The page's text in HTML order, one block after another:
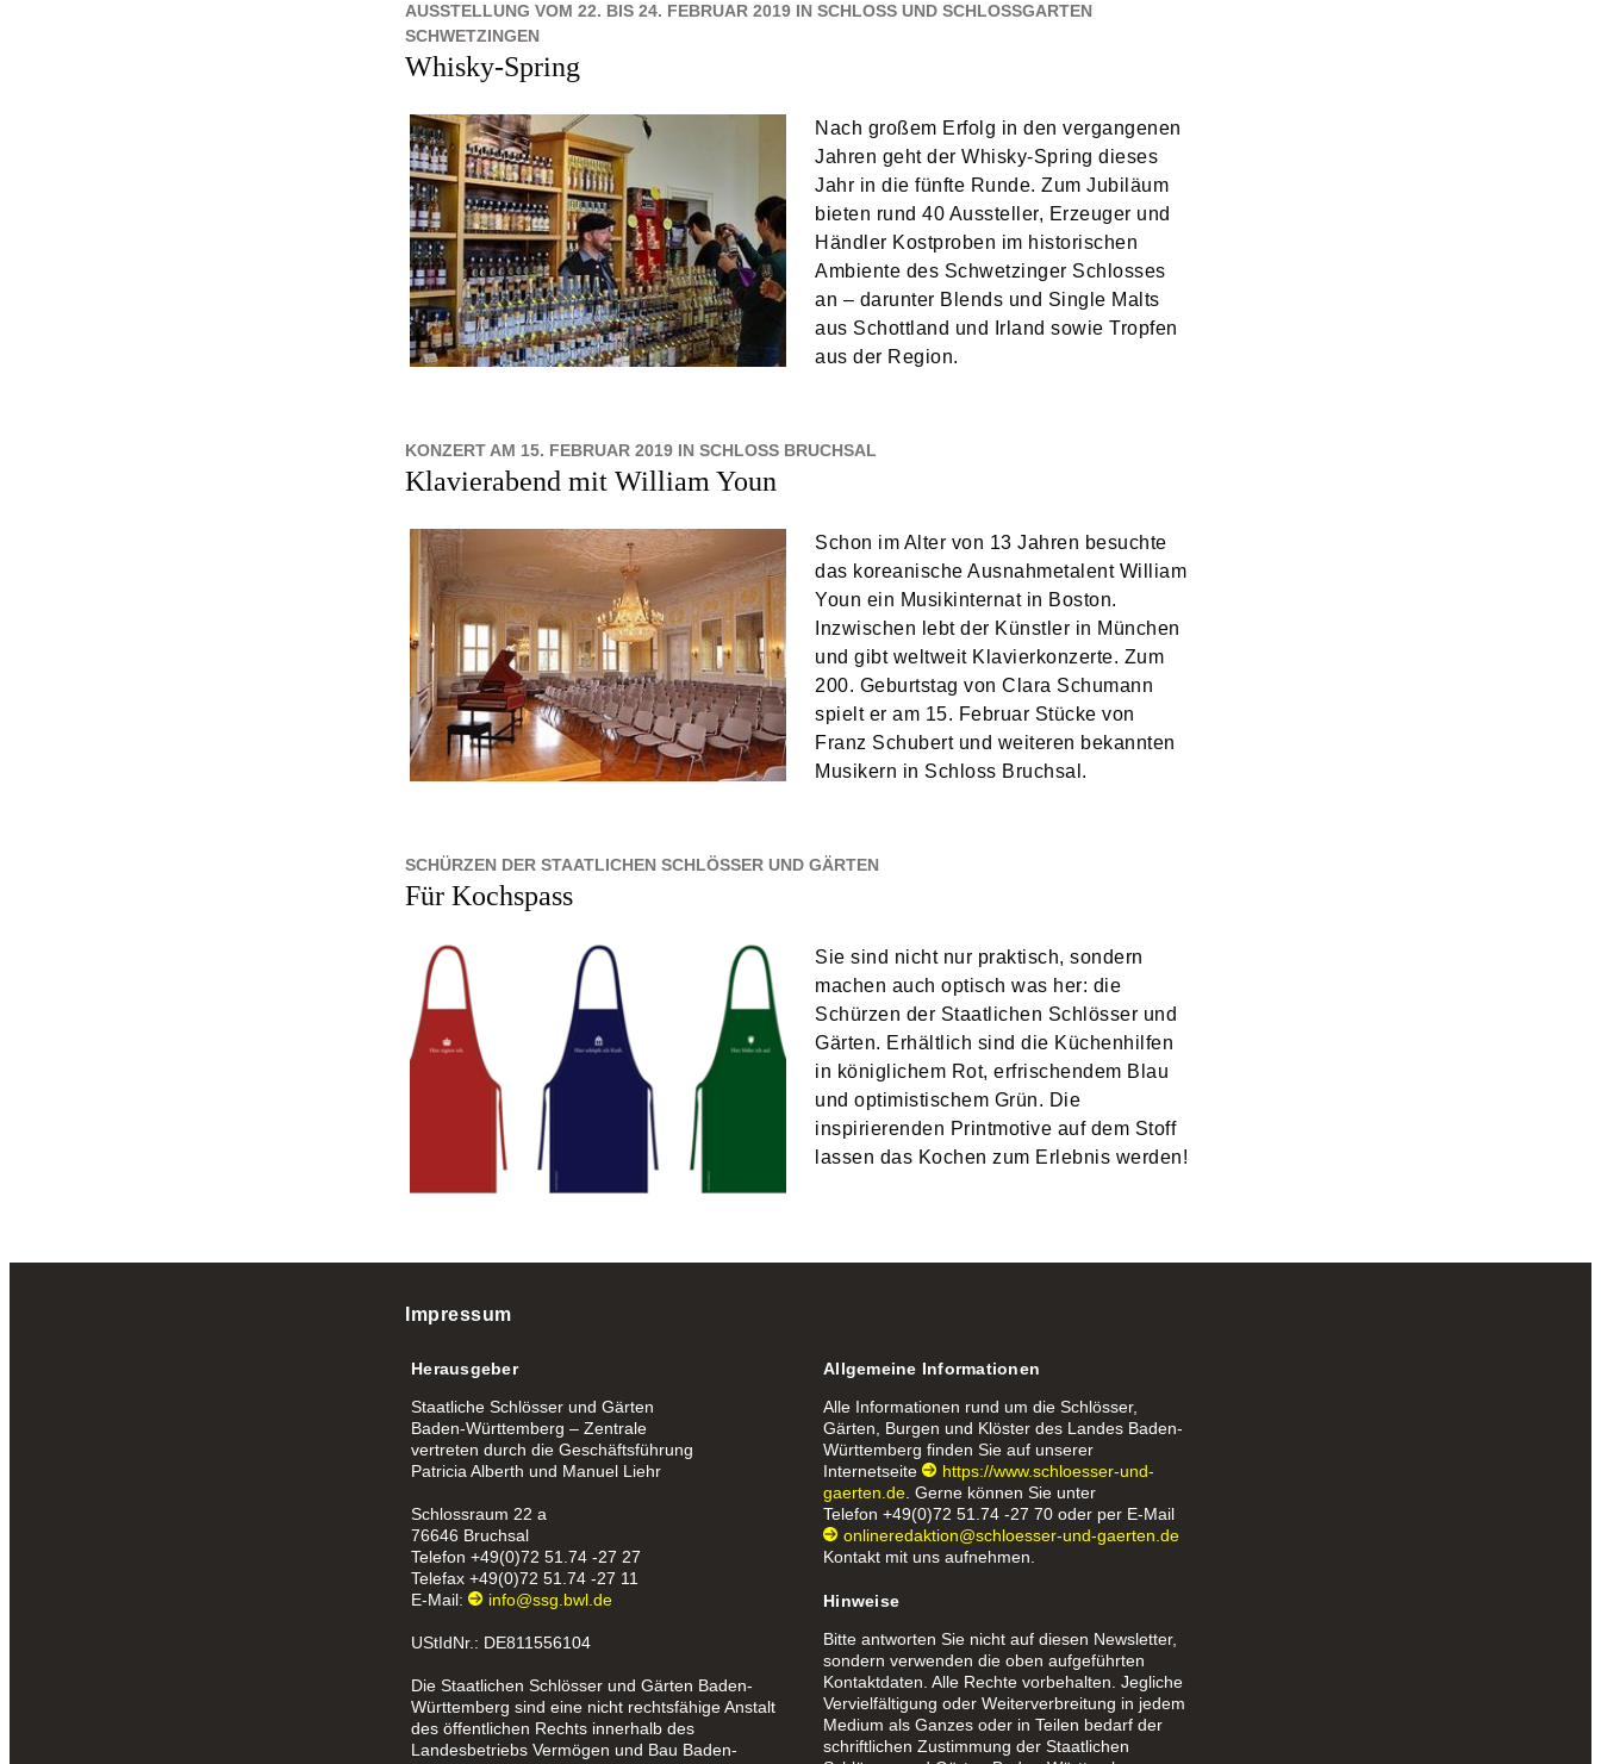
AUSSTELLUNG VOM 22. BIS 24. FEBRUAR 2019 IN SCHLOSS UND SCHLOSSGARTEN
SCHWETZINGEN
Whisky-Spring
Nach großem Erfolg in den vergangenen
Jahren geht der Whisky-Spring dieses
Jahr in die fünfte Runde. Zum Jubiläum
bieten rund 40 Aussteller, Erzeuger und
Händler Kostproben im historischen
Ambiente des Schwetzinger Schlosses
an – darunter Blends und Single Malts
aus Schottland und Irland sowie Tropfen
aus der Region.
KONZERT AM 15. FEBRUAR 2019 IN SCHLOSS BRUCHSAL
Klavierabend mit William Youn
Schon im Alter von 13 Jahren besuchte
das koreanische Ausnahmetalent William
Youn ein Musikinternat in Boston.
Inzwischen lebt der Künstler in München
und gibt weltweit Klavierkonzerte. Zum
200. Geburtstag von Clara Schumann
spielt er am 15. Februar Stücke von
Franz Schubert und weiteren bekannten
Musikern in Schloss Bruchsal.
SCHÜRZEN DER STAATLICHEN SCHLÖSSER UND GÄRTEN
Für Kochspass
Sie sind nicht nur praktisch, sondern
machen auch optisch was her: die
Schürzen der Staatlichen Schlösser und
Gärten. Erhältlich sind die Küchenhilfen
in königlichem Rot, erfrischendem Blau
und optimistischem Grün. Die
inspirierenden Printmotive auf dem Stoff
lassen das Kochen zum Erlebnis werden!
Impressum
Herausgeber
Staatliche Schlösser und Gärten
Baden-Württemberg – Zentrale
vertreten durch die Geschäftsführung
Patricia Alberth und Manuel Liehr
Schlossraum 22 a
76646 Bruchsal
Telefon +49(0)72 51.74 -27 27
Telefax +49(0)72 51.74 -27 11
E-Mail:
info@ssg.bwl.de
UStIdNr.: DE811556104
Die Staatlichen Schlösser und Gärten Baden-
Württemberg sind eine nicht rechtsfähige Anstalt
des öffentlichen Rechts innerhalb des
Landesbetriebs Vermögen und Bau Baden-
Allgemeine Informationen
Alle Informationen rund um die Schlösser,
Gärten, Burgen und Klöster des Landes Baden-
Württemberg finden Sie auf unserer
Internetseite
https://www.schloesser-und-
gaerten.de . Gerne können Sie unter
Telefon +49(0)72 51.74 -27 70 oder per E-Mail
onlineredaktion@schloesser-und-gaerten.de
Kontakt mit uns aufnehmen.
Hinweise
Bitte antworten Sie nicht auf diesen Newsletter,
sondern verwenden die oben aufgeführten
Kontaktdaten. Alle Rechte vorbehalten. Jegliche
Vervielfältigung oder Weiterverbreitung in jedem
Medium als Ganzes oder in Teilen bedarf der
schriftlichen Zustimmung der Staatlichen